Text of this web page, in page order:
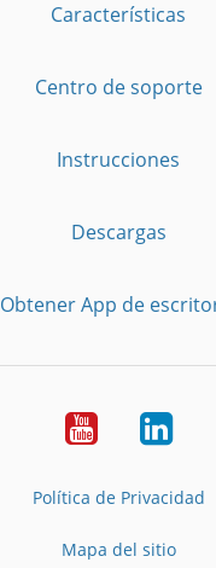
Características
Centro de soporte
Instrucciones
Descargas
Obtener App de
YouTube
Política de Privacidad
Mapa del sitio